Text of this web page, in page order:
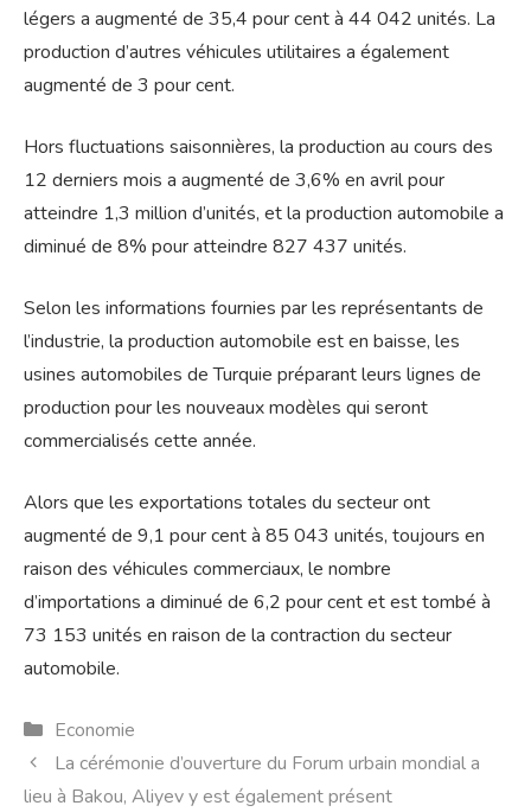
légers a augmenté de 35,4 pour cent à 44 042 unités. La
production d’autres véhicules utilitaires a également
augmenté de 3 pour cent.
Hors fluctuations saisonnières, la production au cours des
12 derniers mois a augmenté de 3,6% en avril pour
atteindre 1,3 million d’unités, et la production automobile a
diminué de 8% pour atteindre 827 437 unités.
Selon les informations fournies par les représentants de
l’industrie, la production automobile est en baisse, les
usines automobiles de Turquie préparant leurs lignes de
production pour les nouveaux modèles qui seront
commercialisés cette année.
Alors que les exportations totales du secteur ont
augmenté de 9,1 pour cent à 85 043 unités, toujours en
raison des véhicules commerciaux, le nombre
d’importations a diminué de 6,2 pour cent et est tombé à
73 153 unités en raison de la contraction du secteur
automobile.
Catégories
Economie
La cérémonie d’ouverture du Forum urbain mondial a
lieu à Bakou, Aliyev y est également présent